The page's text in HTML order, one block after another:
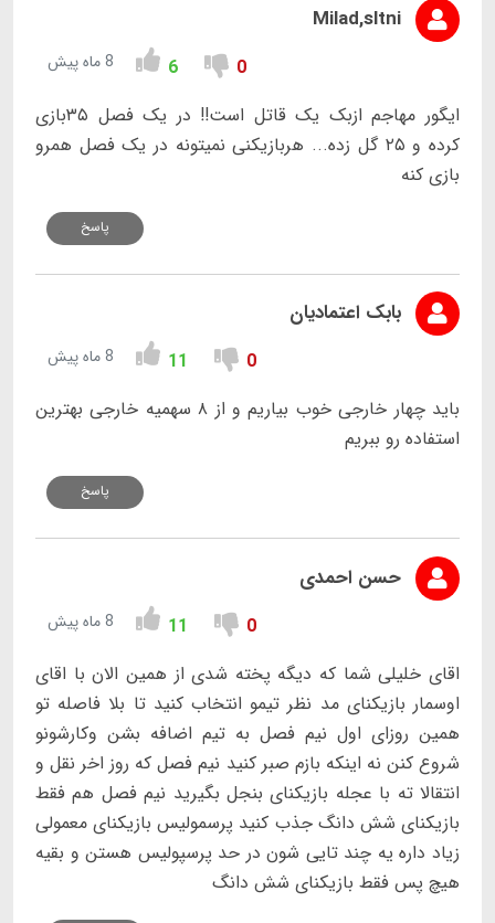
Milad,sltni
0
6 8 ماه پیش
ایگور مهاجم ازبک یک قاتل است!! در یک فصل ۳۵بازی
کرده و ۲۵ گل زده... هربازیکنی نمیتونه در یک فصل همرو
بازی کنه
پاسخ
بابک اعتمادیان
0
11 8 ماه پیش
باید چهار خارجی خوب بیاریم و از ۸ سهمیه خارجی بهترین
استفاده رو ببریم
پاسخ
حسن احمدی
0
11 8 ماه پیش
اقای خلیلی شما که دیگه پخته شدی از همین الان با اقای
اوسمار بازیکنای مد نظر تیمو انتخاب کنید تا بلا فاصله تو
همین روزای اول نیم فصل به تیم اضافه بشن وکارشونو
شروع کنن نه اینکه بازم صبر کنید نیم فصل که روز اخر نقل و
انتقالا ته با عجله بازیکنای بنجل بگیرید نیم فصل هم فقط
بازیکنای شش دانگ جذب کنید پرسمولیس بازیکنای معمولی
زیاد داره یه چند تایی شون در حد پرسپولیس هستن و بقیه
هیچ پس فقط بازیکنای شش دانگ